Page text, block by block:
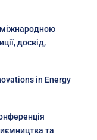
міжнародною
досвід,
in Energy
та